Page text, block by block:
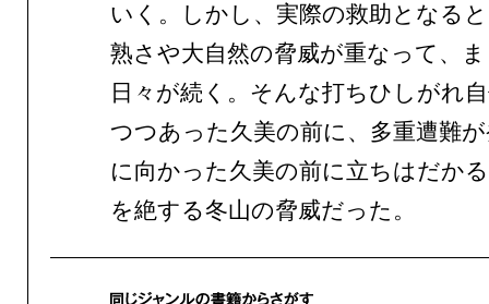
いく。しかし、実際の救助となる
熟さや大自然の脅威が重なって、
日々が続く。そんな打ちひしがれ
つつあった久美の前に、多重遭難
に向かった久美の前に立ちはだか
を絶する冬山の脅威だった。